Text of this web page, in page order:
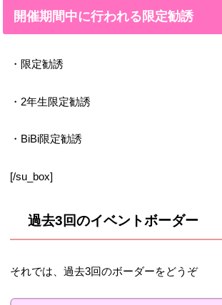
開催期間中に行われる限定勧誘
・限定勧誘
・2年生限定勧誘
・BiBi限定勧誘
[/su_box]
過去3回のイベントボーダー
それでは、過去3回のボーダーをどうぞ